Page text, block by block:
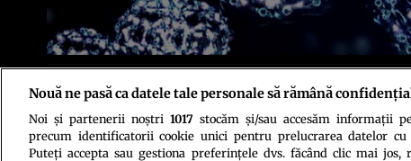
Noile cercetări de la Institutul Aerospaţial al Universităţii din Stuttgart
putea schimba substanţial modul nostru de a privi lumea.
Nouă ne pasă ca datele tale personale să rămână
Noi și partenerii noștri 1017stocăm și/sau accesăm informații
precum identificatorii cookie unici pentru prelucrarea datelor cu
Puteți accepta sau gestiona preferințele dvs. făcând clic mai jos,